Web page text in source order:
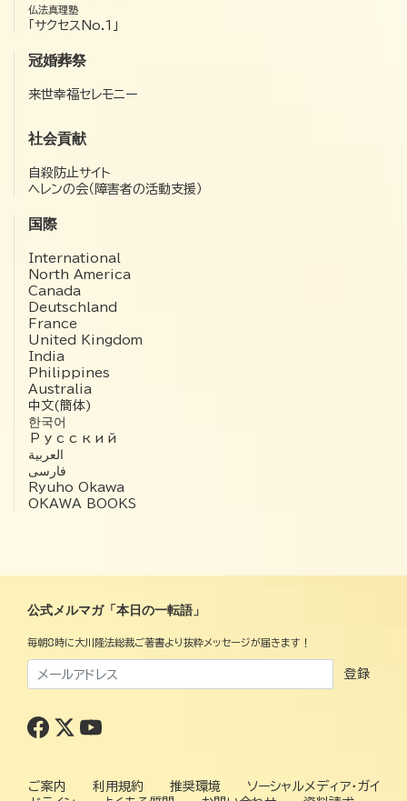
仏法真理塾
「サクセスNo.1」
冠婚葬祭
来世幸福セレモニー
社会貢献
自殺防止サイト
ヘレンの会（障害者の活動支援）
国際
International
North America
Canada
Deutschland
France
United Kingdom
India
Philippines
Australia
中文(簡体)
한국어
Русский
العربية‏
فارسی
Ryuho Okawa
OKAWA BOOKS
公式メルマガ「本日の一転語」
毎朝8時に大川隆法総裁ご著書より抜粋メッセージが届きます！
登録
ご案内 利用規約 推奨環境
ソーシャルメディア・ガイ